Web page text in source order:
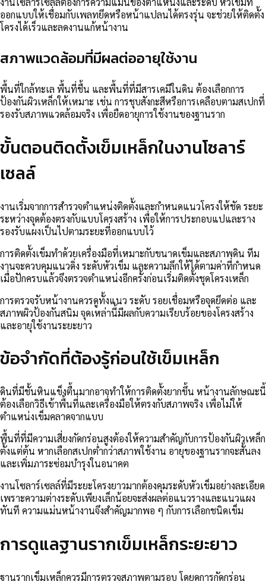
ออกแบบให้เชื่อมกับเพลทยึดหรือหน้าแปลนได้ตรงรุ่น จะช่วยให้ติดตั้ง
โครงได้เร็วและลดงานแก้หน้างาน
สภาพแวดล้อมที่มีผลต่ออายุใช้งาน
พื้นที่ใกล้ทะเล พื้นที่ชื้น และพื้นที่ที่มีสารเคมีในดิน ต้องเลือกการ
ป้องกันผิวเหล็กให้เหมาะ เช่น การชุบสังกะสีหรือการเคลือบตามสเปกที่
รองรับสภาพแวดล้อมจริง เพื่อยืดอายุการใช้งานของฐานราก
ขั้นตอนติดตั้งเข็มเหล็กในงานโซลาร์
เซลล์
งานเริ่มจากการสำรวจตำแหน่งติดตั้งและกำหนดแนวโครงให้ชัด ระยะ
ระหว่างจุดต้องตรงกับแบบโครงสร้าง เพื่อให้การประกอบแปและราง
รองรับแผงเป็นไปตามระยะที่ออกแบบไว้
การติดตั้งเข็มทำด้วยเครื่องมือที่เหมาะกับขนาดเข็มและสภาพดิน ทีม
งานจะควบคุมแนวดิ่ง ระดับหัวเข็ม และความลึกให้ได้ตามค่าที่กำหนด
เมื่อปักครบแล้วจึงตรวจตำแหน่งอีกครั้งก่อนเริ่มติดตั้งชุดโครงเหล็ก
การตรวจรับหน้างานควรดูทั้งแนว ระดับ รอยเชื่อมหรือจุดยึดต่อ และ
สภาพผิวป้องกันสนิม จุดเหล่านี้มีผลกับความเรียบร้อยของโครงสร้าง
และอายุใช้งานระยะยาว
ข้อจำกัดที่ต้องรู้ก่อนใช้เข็มเหล็ก
ดินที่มีชั้นหินแข็งตื้นมากอาจทำให้การติดตั้งยากขึ้น หน้างานลักษณะนี้
ต้องเลือกวิธีเข้าพื้นที่และเครื่องมือให้ตรงกับสภาพจริง เพื่อไม่ให้
ตำแหน่งเข็มคลาดจากแบบ
พื้นที่ที่มีความเสี่ยงกัดกร่อนสูงต้องให้ความสำคัญกับการป้องกันผิวเหล็ก
ตั้งแต่ต้น หากเลือกสเปกต่ำกว่าสภาพใช้งาน อายุของฐานรากจะสั้นลง
และเพิ่มภาระซ่อมบำรุงในอนาคต
งานโซลาร์เซลล์ที่มีระยะโครงยาวมากต้องคุมระดับหัวเข็มอย่างละเอียด
เพราะความต่างระดับเพียงเล็กน้อยจะส่งผลต่อแนวรางและแนวแผง
ทันที ความแม่นหน้างานจึงสำคัญมากพอ ๆ กับการเลือกชนิดเข็ม
การดูแลฐานรากเข็มเหล็กระยะยาว
ฐานรากเข็มเหล็กควรมีการตรวจสภาพตามรอบ โดยดูการกัดกร่อน